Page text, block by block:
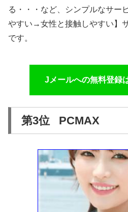
る・・・など、シンプルなサー
やすい→女性と接触しやすい】
です。
Jメールへの無料登録
第3位 PCMAX